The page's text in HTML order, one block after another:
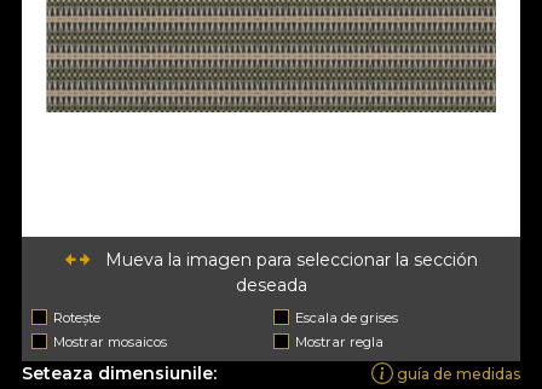
Mueva la imagen para seleccionar la sección
deseada
Rotește
Escala de grises
Mostrar mosaicos
Mostrar regla
Seteaza dimensiunile: guía de medidas